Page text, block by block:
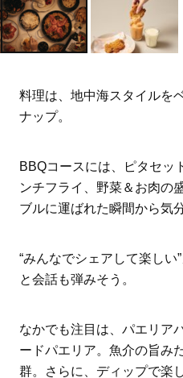
料理は、地中海スタイルを
ナップ。
BBQコースには、ピタセッ
ンチフライ、野菜＆お肉の
ブルに運ばれた瞬間から気
“みんなでシェアして楽しい”
と会話も弾みそう。
なかでも注目は、パエリア
ードパエリア。魚介の旨み
群。さらに、ディップで楽